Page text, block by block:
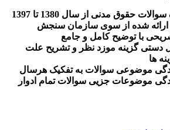
گرداوری 20 دوره سوالات حقوق مدنی از سال 1380 تا 1397
ارائه شده از سوی سازمان سنجش
با توضیح کامل و جامع
دستی گزینه موزد نظر و تشریح علت
ها
موضوعی سوالات به تفکیک هرسال
موضوعات جزیی سوالات تمام ادوار